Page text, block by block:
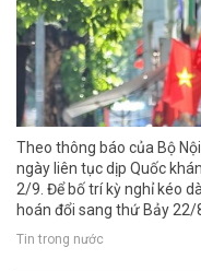
Theo thông báo của Bộ
ngày liên tục dịp Quốc
2/9. Để bố trí kỳ nghỉ kéo
hoán đổi sang thứ Bảy 22/
Tin trong nước